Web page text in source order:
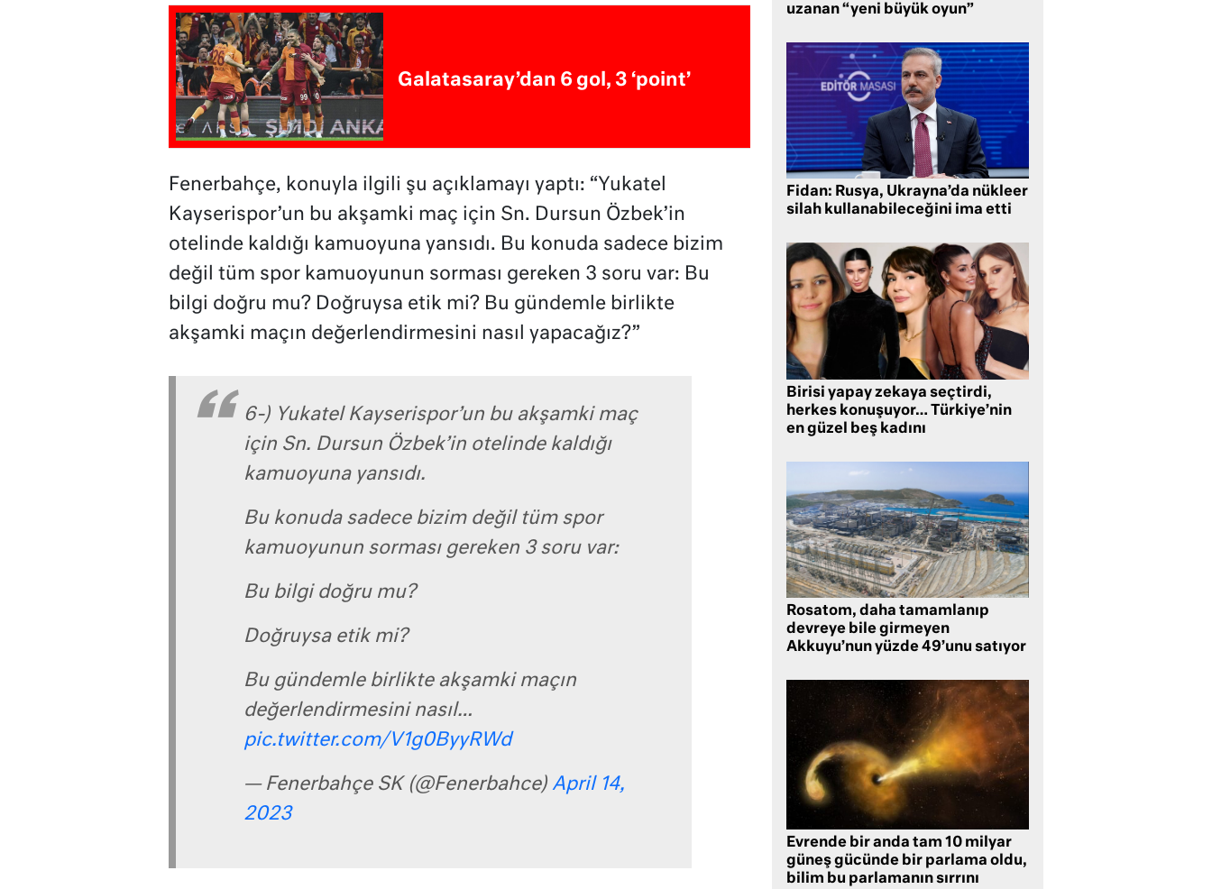
Galatasaray’dan 6 gol, 3 ‘point’
Fenerbahçe, konuyla ilgili şu açıklamayı yaptı: “Yukatel
Kayserispor’un bu akşamki maç için Sn. Dursun Özbek’in
otelinde kaldığı kamuoyuna yansıdı. Bu konuda sadece bizim
değil tüm spor kamuoyunun sorması gereken 3 soru var: Bu
bilgi doğru mu? Doğruysa etik mi? Bu gündemle birlikte
akşamki maçın değerlendirmesini nasıl yapacağız?”
6-) Yukatel Kayserispor’un bu akşamki maç
için Sn. Dursun Özbek’in otelinde kaldığı
kamuoyuna yansıdı.
Bu konuda sadece bizim değil tüm spor
kamuoyunun sorması gereken 3 soru var:
Bu bilgi doğru mu?
Doğruysa etik mi?
Bu gündemle birlikte akşamki maçın
değerlendirmesini nasıl…
pic.twitter.com/V1g0ByyRWd
— Fenerbahçe SK (@Fenerbahce) April 14,
2023
uzanan “yeni büyük oyun”
Fidan: Rusya, Ukrayna’da nükleer
silah kullanabileceğini ima etti
Birisi yapay zekaya seçtirdi,
herkes konuşuyor… Türkiye’nin
en güzel beş kadını
Rosatom, daha tamamlanıp
devreye bile girmeyen
Akkuyu’nun yüzde 49’unu satıyor
Evrende bir anda tam 10 milyar
güneş gücünde bir parlama oldu,
bilim bu parlamanın sırrını